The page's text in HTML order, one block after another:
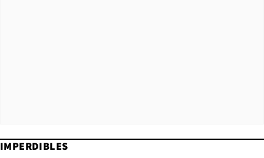
IMPERDIBLES